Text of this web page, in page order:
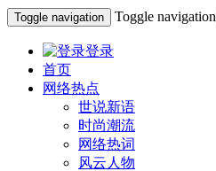
Toggle navigation Toggle navigation
登录
首页
网络热点
世说新语
时尚潮流
网络热词
风云人物